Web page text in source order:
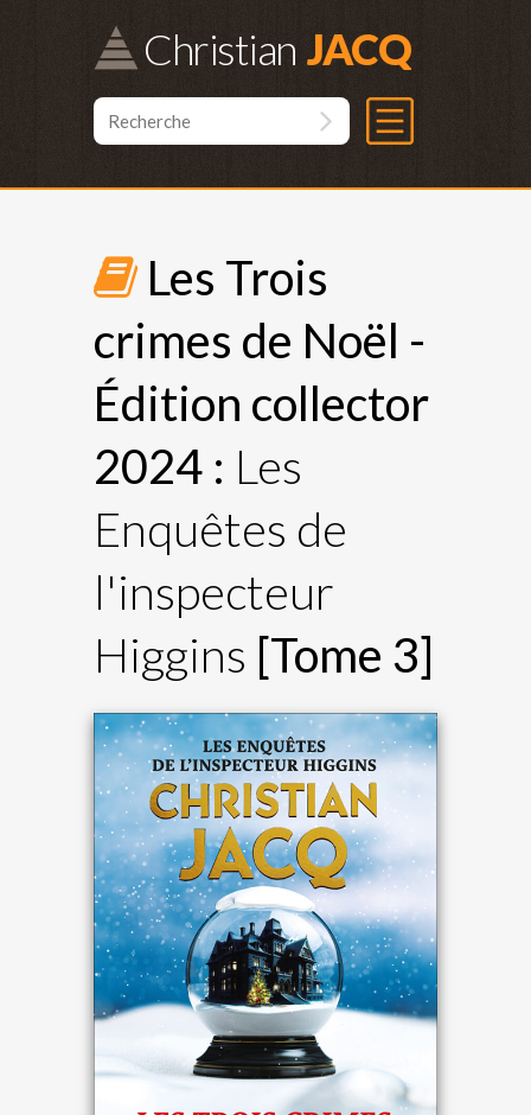
Christian
Les Trois
crimes de Noël -
Édition collector
2024 : Les
Enquêtes de
l'inspecteur
Higgins [Tome 3]